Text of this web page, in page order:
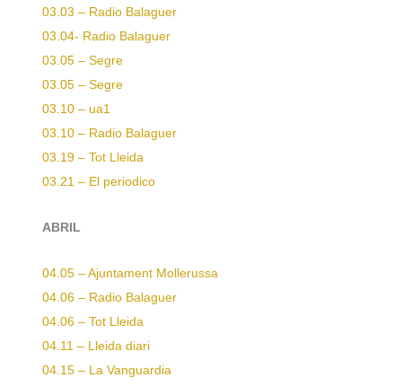
03.03 – Radio Balaguer
03.04- Radio Balaguer
03.05 – Segre
03.05 – Segre
03.10 – ua1
03.10 – Radio Balaguer
03.19 – Tot Lleida
03.21 – El periodico
ABRIL
04.05 – Ajuntament Mollerussa
04.06 – Radio Balaguer
04.06 – Tot Lleida
04.11 – Lleida diari
04.15 – La Vanguardia